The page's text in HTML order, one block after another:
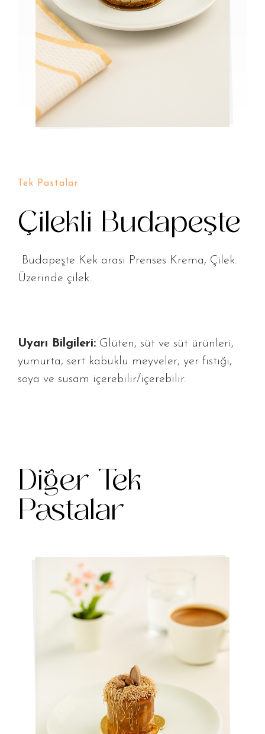
Tek Pastalar
Çilekli Budapeşte
Budapeşte Kek arası Prenses Krema, Çilek.
Üzerinde çilek.
Uyarı Bilgileri: Glüten, süt ve süt ürünleri,
yumurta, sert kabuklu meyveler, yer fıstığı,
soya ve susam içerebilir/içerebilir.
Diğer Tek
Pastalar